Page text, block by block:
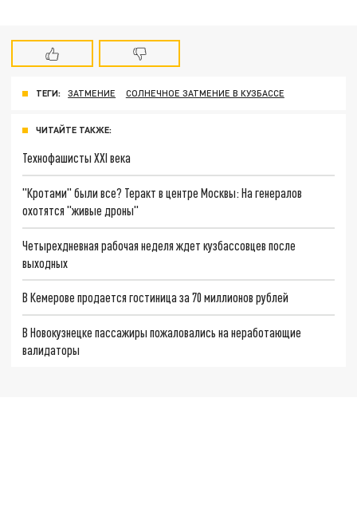
ТЕГИ: ЗАТМЕНИЕ СОЛНЕЧНОЕ ЗАТМЕНИЕ В КУЗБАССЕ
ЧИТАЙТЕ ТАКЖЕ:
Технофашисты XXI века
"Кротами" были все? Теракт в центре Москвы: На генералов
охотятся "живые дроны"
Четырехдневная рабочая неделя ждет кузбассовцев после
выходных
В Кемерове продается гостиница за 70 миллионов рублей
В Новокузнецке пассажиры пожаловались на неработающие
валидаторы